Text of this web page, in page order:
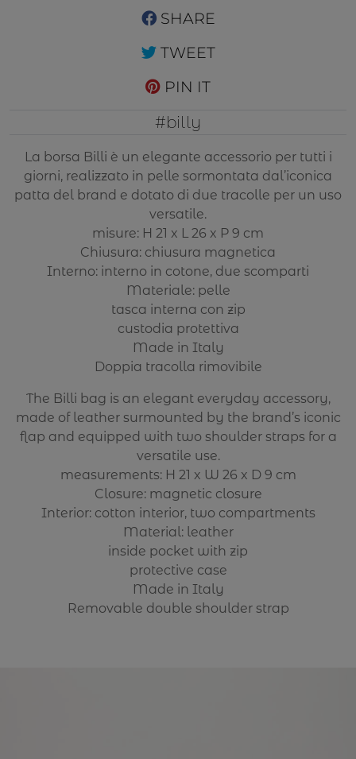
SHARE
TWEET
PIN IT
#billy
La borsa Billi è un elegante accessorio per tutti i
giorni, realizzato in pelle sormontata dal’iconica
patta del brand e dotato di due tracolle per un uso
versatile.
misure: H 21 x L 26 x P 9 cm
Chiusura: chiusura magnetica
Interno: interno in cotone, due scomparti
Materiale: pelle
tasca interna con zip
custodia protettiva
Made in Italy
Doppia tracolla rimovibile
The Billi bag is an elegant everyday accessory,
made of leather surmounted by the brand’s iconic
flap and equipped with two shoulder straps for a
versatile use.
measurements: H 21 x W 26 x D 9 cm
Closure: magnetic closure
Interior: cotton interior, two compartments
Material: leather
inside pocket with zip
protective case
Made in Italy
Removable double shoulder strap